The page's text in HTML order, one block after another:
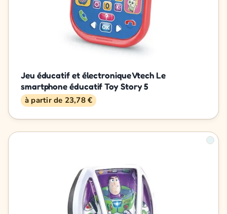
Jeu éducatif et électronique Vtech Le
smartphone éducatif Toy Story 5
à partir de 23,78 €